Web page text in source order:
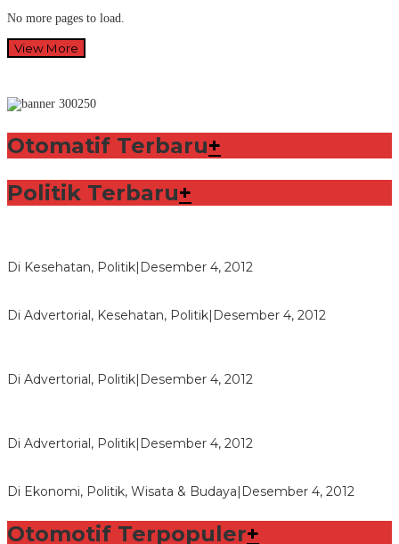
No more pages to load.
View More
Otomatif Terbaru+
Politik Terbaru+
Di Kesehatan, Politik Desember 4, 2012
Di Advertorial, Kesehatan, Politik Desember 4, 2012
Di Advertorial, Politik Desember 4, 2012
Di Advertorial, Politik Desember 4, 2012
Di Ekonomi, Politik, Wisata & Budaya Desember 4, 2012
Otomotif Terpopuler+